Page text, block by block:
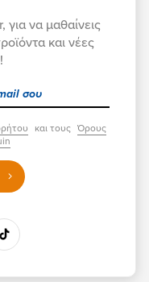
να μαθαίνεις
και νέες
και τους Όρους